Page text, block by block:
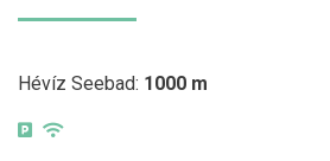
Hévíz Seebad: 1000 m